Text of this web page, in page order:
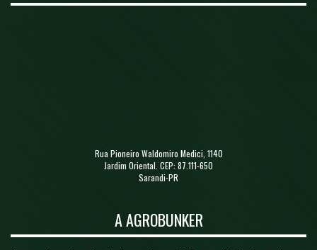
Rua Pioneiro Waldomiro Medici, 1140
Jardim Oriental. CEP: 87.111-650
Sarandi-PR
A AGROBUNKER